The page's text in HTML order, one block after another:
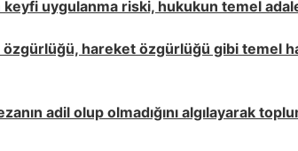
keyfi uygulanma riski, hukukun temel
hareket özgürlüğü gibi temel
adil olup olmadığını algılayarak